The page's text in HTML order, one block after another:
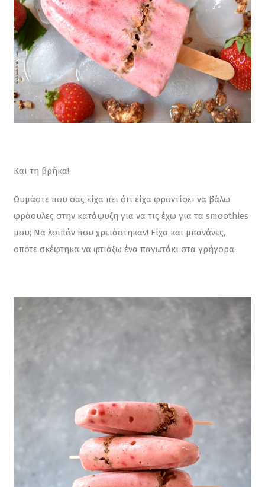
Και τη βρήκα!
Θυμάστε που σας είχα πει ότι είχα φροντίσει να βάλω
φράουλες στην κατάψυξη για να τις έχω για τα smoothies
μου; Να λοιπόν που χρειάστηκαν! Είχα και μπανάνες,
οπότε σκέφτηκα να φτιάξω ένα παγωτάκι στα γρήγορα.